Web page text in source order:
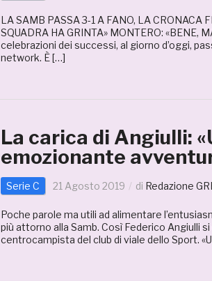
LA SAMB PASSA 3-1 A FANO, LA CRONACA
SQUADRA HA GRINTA» MONTERO: «BENE,
celebrazioni dei successi, al giorno d’oggi,
network. È […]
La carica di Angiulli:
emozionante
Serie C 21 Agosto 2019 di Redazione
Poche parole ma utili ad alimentare
più attorno alla Samb. Così Federico Angiulli
centrocampista del club di viale dello Sport.